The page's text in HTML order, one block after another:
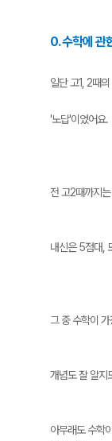
0. 수학에 관
일단 고1, 2때
'노답'이었어요.
전 고2때까지
내신은 5점대,
그 중 수학이
개념도 잘 알지
아무래도 수학